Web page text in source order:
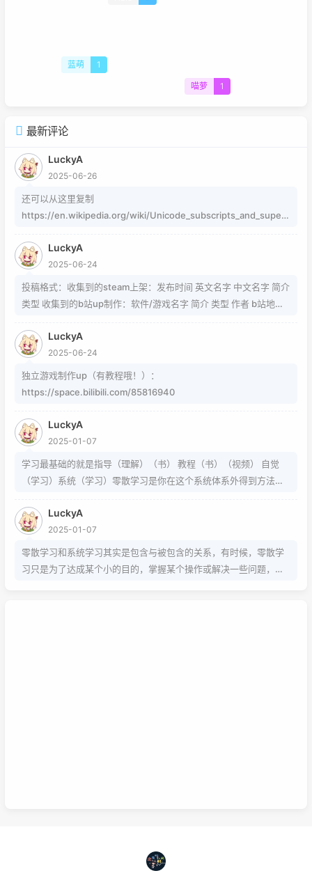
喵萝 1
蓝萌 1
最新评论
LuckyA
2025-06-26
还可以从这里复制
https://en.wikipedia.org/wiki/Unicode_subscripts_and_supers
https://www.jiuwa.net/xzm/ 相关问题可以在这里找到
https://www.zhihu.com/question/54913586/answer/8092801
89 https://www.zhihu.com/question/339693605 事实上用的是
word中的Cambria Math和Helvetica字体弄出来的 但经过试验发
的就不需要我教了 上标:sup 下标:sub 上标:上标文字 下标:下标文字
当然网页中就需要代码了
LuckyA
2025-06-24
投稿格式：收集到的steam上架：发布时间 英文名字 中文名字 简介
类型 收集到的b站up制作：软件/游戏名字 简介 类型 作者 b站地址
LuckyA
2025-06-24
独立游戏制作up（有教程哦！）：
https://space.bilibili.com/85816940
LuckyA
2025-01-07
学习最基础的就是指导（理解）（书） 教程（书）（视频） 自觉
（学习）系统（学习）零散学习是你在这个系统体系外得到方法的
LuckyA
2025-01-07
零散学习和系统学习其实是包含与被包含的关系，有时候，零散学
习只是为了达成某个小的目的，掌握某个操作或解决一些问题，而